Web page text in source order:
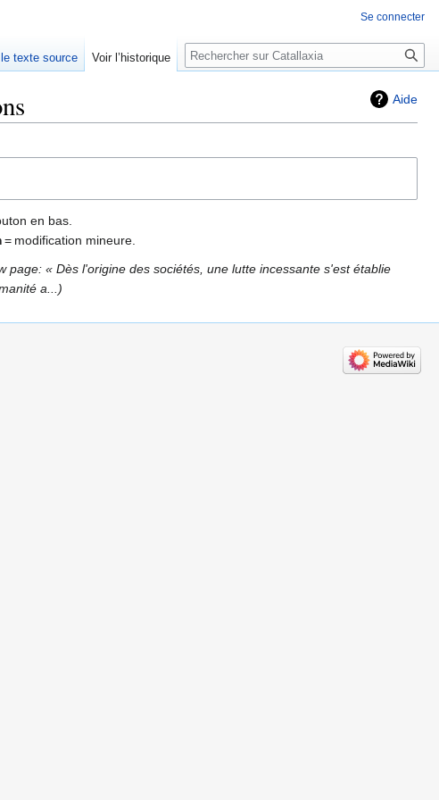
Aide
en bas.
= modification mineure.
page: « Dès l'origine des sociétés, une lutte incessante s'est établie
a...
Se connecter
texte source Voir l’historique Rechercher